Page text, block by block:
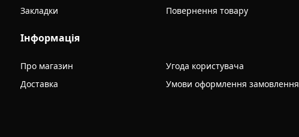
Закладки
Повернення товару
Інформація
Про магазин
Доставка
Угода користувача
Умови оформлення замовлення